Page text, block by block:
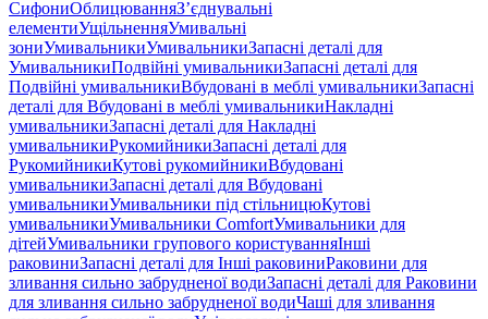
СифониОблицюванняЗ’єднувальні
елементиУщільненняУмивальні
зониУмивальникиУмивальникиЗапасні деталі для
УмивальникиПодвійні умивальникиЗапасні деталі для
Подвійні умивальникиВбудовані в меблі умивальникиЗапасні
деталі для Вбудовані в меблі умивальникиНакладні
умивальникиЗапасні деталі для Накладні
умивальникиРукомийникиЗапасні деталі для
РукомийникиКутові рукомийникиВбудовані
умивальникиЗапасні деталі для Вбудовані
умивальникиУмивальники під стільницюКутові
умивальникиУмивальники ComfortУмивальники для
дітейУмивальники групового користуванняІнші
раковиниЗапасні деталі для Інші раковиниРаковини для
зливання сильно забрудненої водиЗапасні деталі для Раковини
для зливання сильно забрудненої водиЧаші для зливання